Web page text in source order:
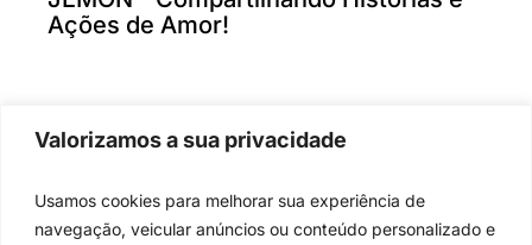
Valorizamos a sua privacidade
Usamos cookies para melhorar sua experiência de
navegação, veicular anúncios ou conteúdo personalizado e
Ações de Amor!